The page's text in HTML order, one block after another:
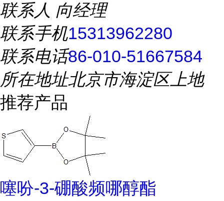
联系人 向经理
联系手机15313962280
联系电话86-010-51667584
所在地址北京市海淀区上地
推荐产品
噻吩-3-硼酸频哪醇酯